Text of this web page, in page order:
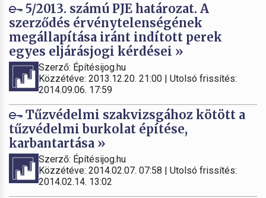
5/2013. számú PJE határozat. A
szerződés érvénytelenségének
megállapítása iránt indított perek
egyes eljárásjogi kérdései »
Szerző: Építésijog.hu
Közzétéve: 2013.12.20. 21:00 | Utolsó frissítés:
2014.09.06. 17:59
Tűzvédelmi szakvizsgához kötött a
tűzvédelmi burkolat építése,
karbantartása »
Szerző: Építésijog.hu
Közzétéve: 2014.02.07. 07:58 | Utolsó frissítés:
2014.02.14. 13:02